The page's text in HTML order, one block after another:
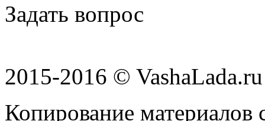
Задать вопрос
2015-2016 © VashaLada.ru
Копирование материалов